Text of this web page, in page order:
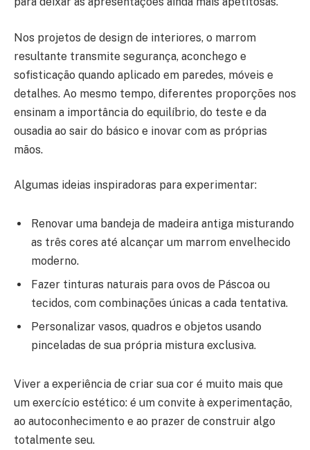
Nos projetos de design de interiores, o marrom
resultante transmite segurança, aconchego e
sofisticação quando aplicado em paredes, móveis e
detalhes. Ao mesmo tempo, diferentes proporções nos
ensinam a importância do equilíbrio, do teste e da
ousadia ao sair do básico e inovar com as próprias
mãos.
Algumas ideias inspiradoras para experimentar:
Renovar uma bandeja de madeira antiga misturando
as três cores até alcançar um marrom envelhecido
moderno.
Fazer tinturas naturais para ovos de Páscoa ou
tecidos, com combinações únicas a cada tentativa.
Personalizar vasos, quadros e objetos usando
pinceladas de sua própria mistura exclusiva.
Viver a experiência de criar sua cor é muito mais que
um exercício estético: é um convite à experimentação,
ao autoconhecimento e ao prazer de construir algo
totalmente seu.